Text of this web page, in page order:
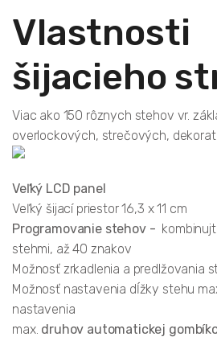
Vlastnosti
šijacieho
Viac ako 150 rôznych stehov vr.
overlockových, strečových,
Veľký LCD panel
Veľký šijací priestor 16,3 x 11 cm
Programovanie stehov -
stehmi, až 40 znakov
Možnosť zrkadlenia a predlžovania
Možnosť nastavenia dĺžky stehu
nastavenia
max. druhov automatickej